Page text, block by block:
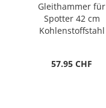
Gleithammer für
Spotter 42 cm
Kohlenstoffstahl
57.95 CHF